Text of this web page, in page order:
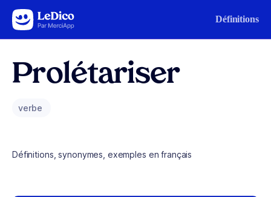
Aller au contenu Définitions
Prolétariser
verbe
Définitions, synonymes, exemples en français